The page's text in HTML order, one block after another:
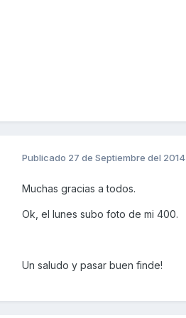
Publicado 27 de Septiembre del 2014
Muchas gracias a todos.
Ok, el lunes subo foto de mi 400.
Un saludo y pasar buen finde!